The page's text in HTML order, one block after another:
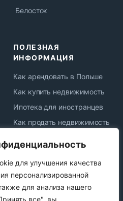
для улучшения качества
персонализированной
для анализа нашего
все", вы
Белосток
ПОЛЕЗНАЯ
ИНФОРМАЦИЯ
Как арендовать в Польше
Как купить недвижимость
Ипотека для иностранцев
Как продать недвижимость
Новости рынка
Политика
конфиденциальности